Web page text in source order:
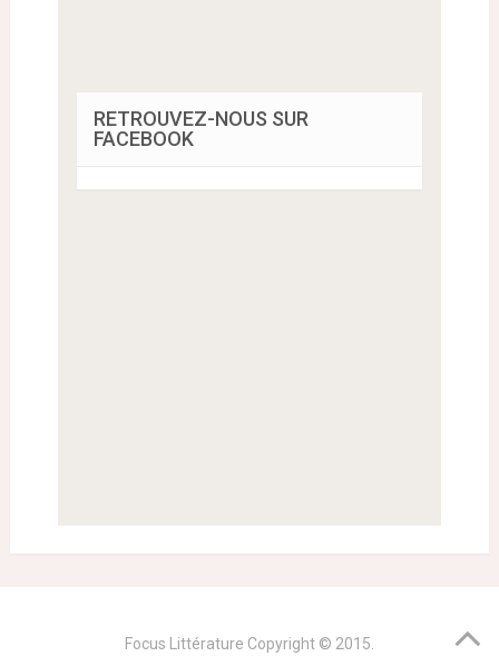
RETROUVEZ-NOUS SUR
FACEBOOK
Focus Littérature Copyright © 2015.